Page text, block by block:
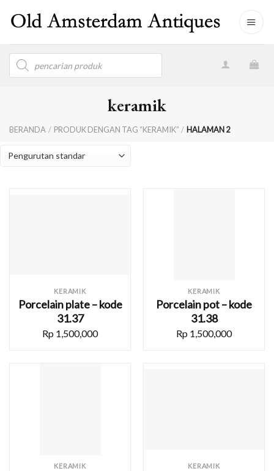
Products
search
keramik
BERANDA / PRODUK DENGAN TAG “KERAMIK” / HALAMAN 2
KERAMIK
Porcelain plate – kode
31.37
Rp 1,500,000
KERAMIK
Porcelain pot – kode
31.38
Rp 1,500,000
KERAMIK KERAMIK